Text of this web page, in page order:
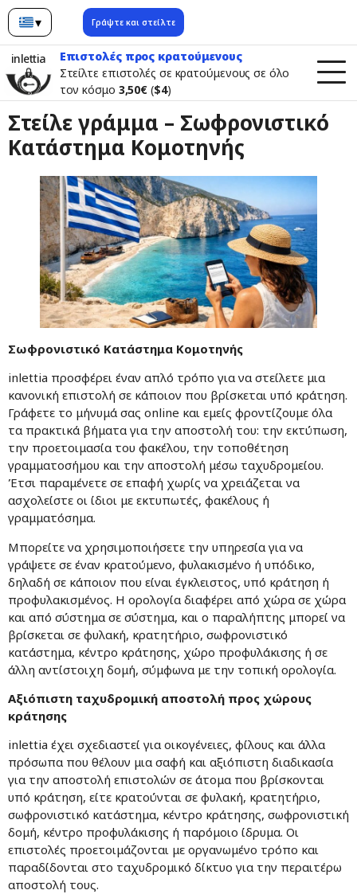
▾
Ελληνικά Γράψτε και στείλτε
inlettia
Επιστολές προς κρατούμενους
Στείλτε επιστολές σε κρατούμενους σε όλο
τον κόσμο 3,50€($4)
Στείλε γράμμα – Σωφρονιστικό
Κατάστημα Κομοτηνής
Σωφρονιστικό Κατάστημα Κομοτηνής
inlettia προσφέρει έναν απλό τρόπο για να στείλετε μια
κανονική επιστολή σε κάποιον που βρίσκεται υπό κράτηση.
Γράφετε το μήνυμά σας online και εμείς φροντίζουμε όλα
τα πρακτικά βήματα για την αποστολή του: την εκτύπωση,
την προετοιμασία του φακέλου, την τοποθέτηση
γραμματοσήμου και την αποστολή μέσω ταχυδρομείου.
Έτσι παραμένετε σε επαφή χωρίς να χρειάζεται να
ασχολείστε οι ίδιοι με εκτυπωτές, φακέλους ή
γραμματόσημα.
Μπορείτε να χρησιμοποιήσετε την υπηρεσία για να
γράψετε σε έναν κρατούμενο, φυλακισμένο ή υπόδικο,
δηλαδή σε κάποιον που είναι έγκλειστος, υπό κράτηση ή
προφυλακισμένος. Η ορολογία διαφέρει από χώρα σε χώρα
και από σύστημα σε σύστημα, και ο παραλήπτης μπορεί να
βρίσκεται σε φυλακή, κρατητήριο, σωφρονιστικό
κατάστημα, κέντρο κράτησης, χώρο προφυλάκισης ή σε
άλλη αντίστοιχη δομή, σύμφωνα με την τοπική ορολογία.
Αξιόπιστη ταχυδρομική αποστολή προς χώρους
κράτησης
inlettia έχει σχεδιαστεί για οικογένειες, φίλους και άλλα
πρόσωπα που θέλουν μια σαφή και αξιόπιστη διαδικασία
για την αποστολή επιστολών σε άτομα που βρίσκονται
υπό κράτηση, είτε κρατούνται σε φυλακή, κρατητήριο,
σωφρονιστικό κατάστημα, κέντρο κράτησης, σωφρονιστική
δομή, κέντρο προφυλάκισης ή παρόμοιο ίδρυμα. Οι
επιστολές προετοιμάζονται με οργανωμένο τρόπο και
παραδίδονται στο ταχυδρομικό δίκτυο για την περαιτέρω
αποστολή τους.